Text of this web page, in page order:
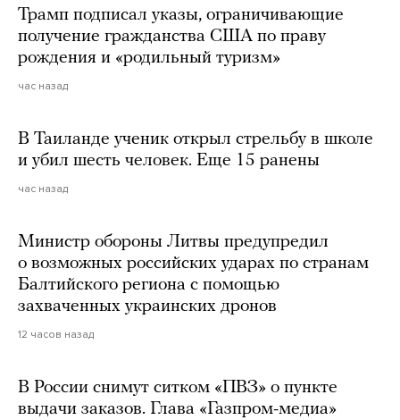
Трамп подписал указы, ограничивающие
получение гражданства США по праву
рождения и «родильный туризм»
час назад
В Таиланде ученик открыл стрельбу в школе
и убил шесть человек. Еще 15 ранены
час назад
Министр обороны Литвы предупредил
о возможных российских ударах по странам
Балтийского региона с помощью
захваченных украинских дронов
12 часов назад
В России снимут ситком «ПВЗ» о пункте
выдачи заказов. Глава «Газпром-медиа»